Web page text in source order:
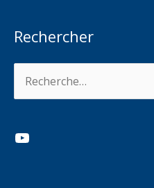
Rechercher
YouTube